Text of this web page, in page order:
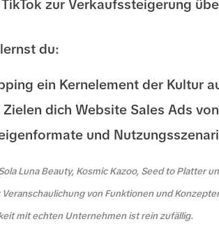
zur Verkaufssteigerung
du:
ein Kernelement der Kultur
Zielen dich Website Sales Ads
und
Luna Beauty, Kosmic Kazoo, Seed to Platter
von Funktionen und
mit echten Unternehmen ist rein zufällig.